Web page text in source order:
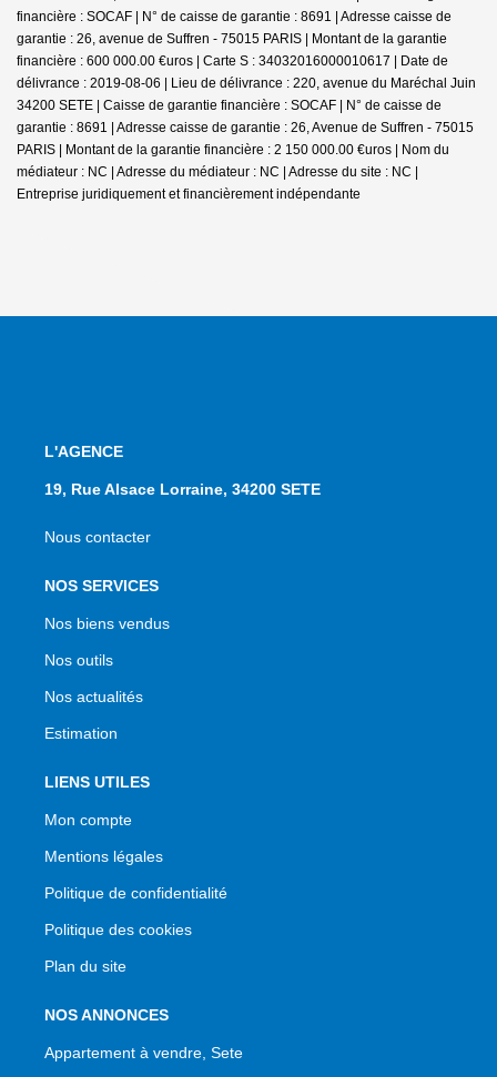
financière : SOCAF | N° de caisse de garantie : 8691 | Adresse caisse de
garantie : 26, avenue de Suffren - 75015 PARIS | Montant de la garantie
financière : 600 000.00 €uros | Carte S : 34032016000010617 | Date de
délivrance : 2019-08-06 | Lieu de délivrance : 220, avenue du Maréchal Juin
34200 SETE | Caisse de garantie financière : SOCAF | N° de caisse de
garantie : 8691 | Adresse caisse de garantie : 26, Avenue de Suffren - 75015
PARIS | Montant de la garantie financière : 2 150 000.00 €uros | Nom du
médiateur : NC | Adresse du médiateur : NC | Adresse du site : NC |
Entreprise juridiquement et financièrement indépendante
L'AGENCE
19, Rue Alsace Lorraine, 34200 SETE
Nous contacter
NOS SERVICES
Nos biens vendus
Nos outils
Nos actualités
Estimation
LIENS UTILES
Mon compte
Mentions légales
Politique de confidentialité
Politique des cookies
Plan du site
NOS ANNONCES
Appartement à vendre, Sete